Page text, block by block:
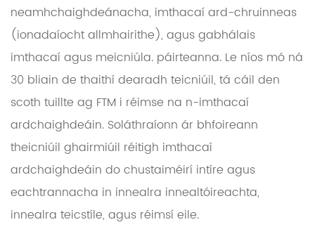
neamhchaighdeánacha, imthacaí ard-chruinneas
(ionadaíocht allmhairithe), agus gabhálais
imthacaí agus meicniúla. páirteanna. Le níos mó ná
30 bliain de thaithí dearadh teicniúil, tá cáil den
scoth tuillte ag FTM i réimse na n-imthacaí
ardchaighdeáin. Soláthraíonn ár bhfoireann
theicniúil ghairmiúil réitigh imthacaí
ardchaighdeáin do chustaiméirí intíre agus
eachtrannacha in innealra innealtóireachta,
innealra teicstíle, agus réimsí eile.